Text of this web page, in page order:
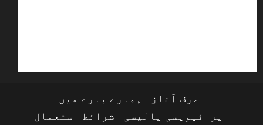
حرف آغاز
ہمارے بارے میں
پرائیویسی پالیسی
شرائط استعمال